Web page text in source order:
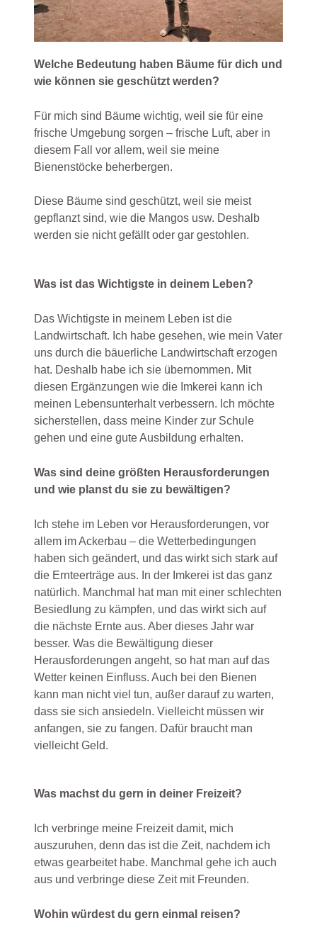
Welche Bedeutung haben Bäume für dich und
wie können sie geschützt werden?
Für mich sind Bäume wichtig, weil sie für eine
frische Umgebung sorgen – frische Luft, aber in
diesem Fall vor allem, weil sie meine
Bienenstöcke beherbergen.
Diese Bäume sind geschützt, weil sie meist
gepflanzt sind, wie die Mangos usw. Deshalb
werden sie nicht gefällt oder gar gestohlen.
Was ist das Wichtigste in deinem Leben?
Das Wichtigste in meinem Leben ist die
Landwirtschaft. Ich habe gesehen, wie mein Vater
uns durch die bäuerliche Landwirtschaft erzogen
hat. Deshalb habe ich sie übernommen. Mit
diesen Ergänzungen wie die Imkerei kann ich
meinen Lebensunterhalt verbessern. Ich möchte
sicherstellen, dass meine Kinder zur Schule
gehen und eine gute Ausbildung erhalten.
Was sind deine größten Herausforderungen
und wie planst du sie zu bewältigen?
Ich stehe im Leben vor Herausforderungen, vor
allem im Ackerbau – die Wetterbedingungen
haben sich geändert, und das wirkt sich stark auf
die Ernteerträge aus. In der Imkerei ist das ganz
natürlich. Manchmal hat man mit einer schlechten
Besiedlung zu kämpfen, und das wirkt sich auf
die nächste Ernte aus. Aber dieses Jahr war
besser. Was die Bewältigung dieser
Herausforderungen angeht, so hat man auf das
Wetter keinen Einfluss. Auch bei den Bienen
kann man nicht viel tun, außer darauf zu warten,
dass sie sich ansiedeln. Vielleicht müssen wir
anfangen, sie zu fangen. Dafür braucht man
vielleicht Geld.
Was machst du gern in deiner Freizeit?
Ich verbringe meine Freizeit damit, mich
auszuruhen, denn das ist die Zeit, nachdem ich
etwas gearbeitet habe. Manchmal gehe ich auch
aus und verbringe diese Zeit mit Freunden.
Wohin würdest du gern einmal reisen?